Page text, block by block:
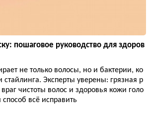
пошаговое руководство для здоров
не только волосы, но и бактерии, ко
стайлинга. Эксперты уверены: грязная р
чистоты волос и здоровья кожи голо
всё исправить